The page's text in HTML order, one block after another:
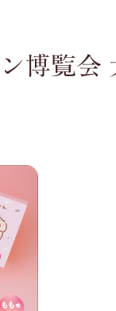
博覧会